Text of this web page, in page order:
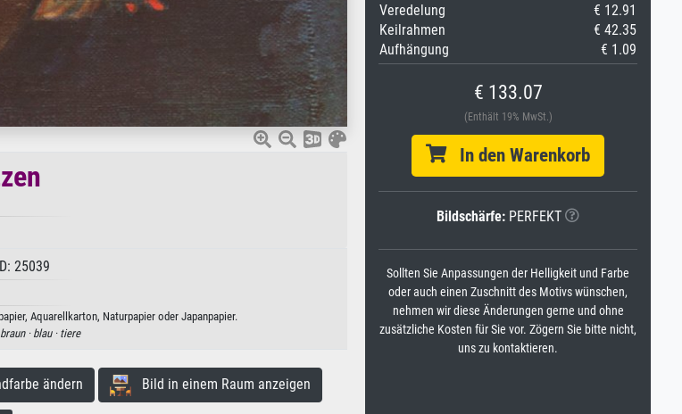
25039
Aquarellkarton, Naturpapier oder Japanpapier.
braun · blau · tiere
ändern Bild in einem Raum anzeigen
Veredelung
€ 12.91
Keilrahmen
€ 42.35
Aufhängung
€ 1.09
€ 133.07
(Enthält 19% MwSt.)
In den Warenkorb
Bildschärfe: PERFEKT
Sollten Sie Anpassungen der Helligkeit und Farbe
oder auch einen Zuschnitt des Motivs wünschen,
nehmen wir diese Änderungen gerne und ohne
zusätzliche Kosten für Sie vor. Zögern Sie bitte nicht,
uns zu kontaktieren.